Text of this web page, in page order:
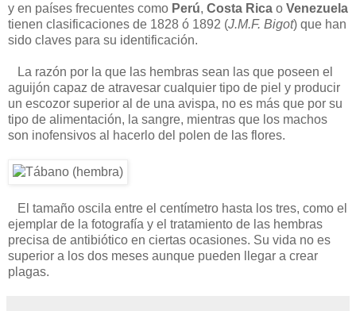
y en países frecuentes como Perú, Costa Rica o Venezuela
tienen clasificaciones de 1828 ó 1892 (J.M.F. Bigot) que han
sido claves para su identificación.
La razón por la que las hembras sean las que poseen el
aguijón capaz de atravesar cualquier tipo de piel y producir
un escozor superior al de una avispa, no es más que por su
tipo de alimentación, la sangre, mientras que los machos
son inofensivos al hacerlo del polen de las flores.
El tamaño oscila entre el centímetro hasta los tres, como el
ejemplar de la fotografía y el tratamiento de las hembras
precisa de antibiótico en ciertas ocasiones. Su vida no es
superior a los dos meses aunque pueden llegar a crear
plagas.